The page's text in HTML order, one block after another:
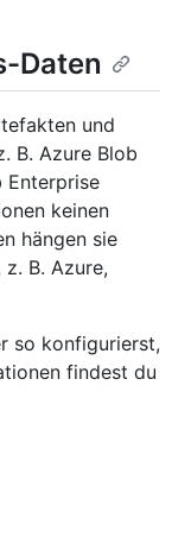
Daten
und
B. Azure Blob
Enterprise
keinen
hängen sie
B. Azure,
so konfigurierst,
findest du